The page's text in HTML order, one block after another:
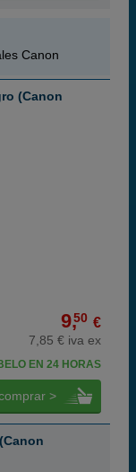
Canon
(Canon
9,50 €
7,85 € iva ex
EN 24 HORAS
>